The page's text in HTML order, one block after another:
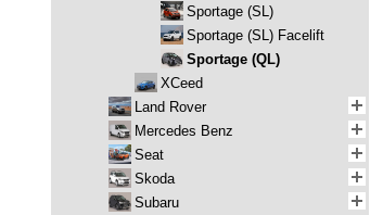
Sportage (SL)
Sportage (SL) Facelift
Sportage (QL)
XCeed
Land Rover
Mercedes Benz
Seat
Skoda
Subaru